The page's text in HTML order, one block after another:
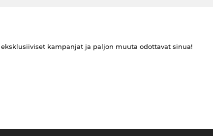
kampanjat ja paljon muuta odottavat sinua!